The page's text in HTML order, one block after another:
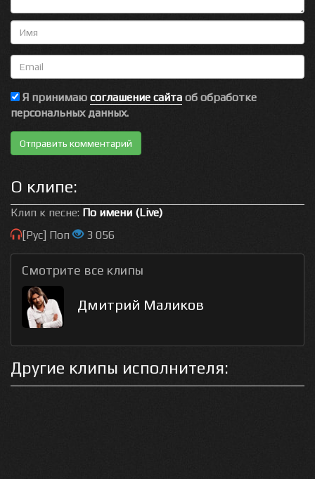
Имя
Email
Я принимаю соглашение сайта об обработке
персональных данных.
О клипе:
Клип к песне: По имени (Live)
[Рус] Поп
3 056
Смотрите все клипы
Дмитрий Маликов
Другие клипы исполнителя: